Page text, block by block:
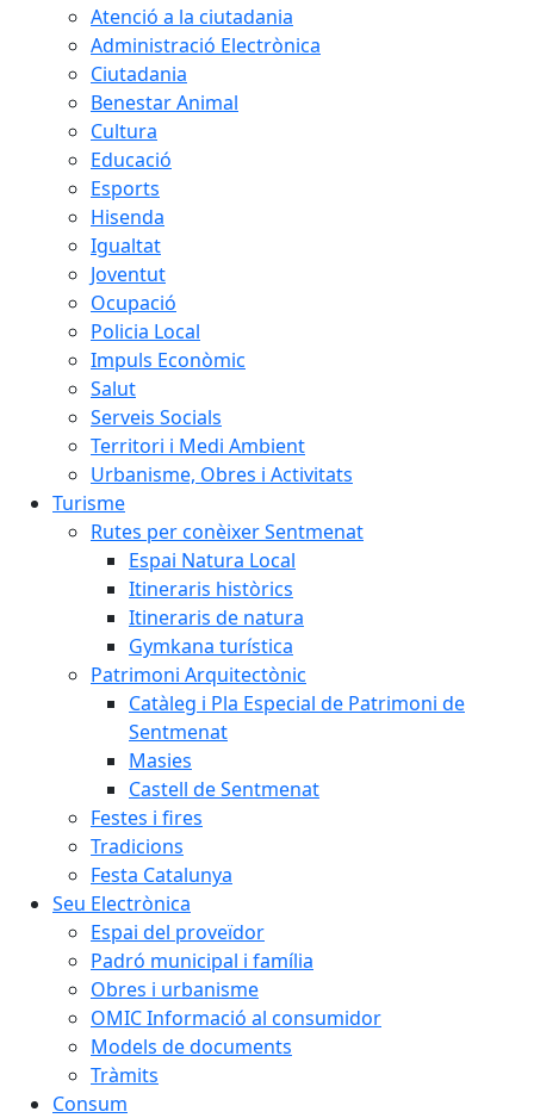
Atenció a la ciutadania
Administració Electrònica
Ciutadania
Benestar Animal
Cultura
Educació
Esports
Hisenda
Igualtat
Joventut
Ocupació
Policia Local
Impuls Econòmic
Salut
Serveis Socials
Territori i Medi Ambient
Urbanisme, Obres i Activitats
Turisme
Rutes per conèixer Sentmenat
Espai Natura Local
Itineraris històrics
Itineraris de natura
Gymkana turística
Patrimoni Arquitectònic
Catàleg i Pla Especial de Patrimoni de
Sentmenat
Masies
Castell de Sentmenat
Festes i fires
Tradicions
Festa Catalunya
Seu Electrònica
Espai del proveïdor
Padró municipal i família
Obres i urbanisme
OMIC Informació al consumidor
Models de documents
Tràmits
Consum